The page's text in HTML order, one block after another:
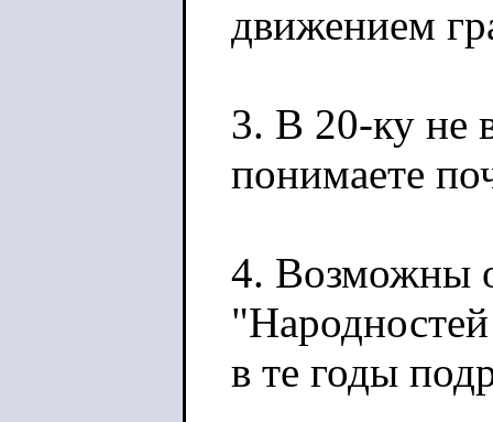
движением
3. В 20-ку не
понимаете
4. Возможны
в те годы